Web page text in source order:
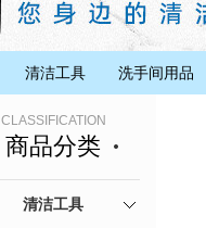
清洁工具 洗手间用品
CLASSIFICATION
商品分类
清洁工具